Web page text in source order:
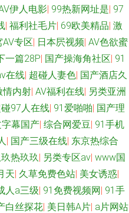
伊人电影| 99热新网址是| 97
| 福利社毛片| 69欧美精品| 激
AV专区| 日本屄视频| AV色欲蜜
一篇28P| 国产操海角社区| 91
在线| 超碰人妻色| 国产酒店久
情内射| AV福利在线| 另类亚洲
97人在线| 91爱啪啪| 国产理
幕国产| 综合网爱豆| 91手机
| 国产三级在线| 东京热综合
热玖玖| 另类专区av| www国
天| 久草免费色站| 美女诱惑|
人a三级| 91免费视频网| 91手
白丝探花| 美日韩A片| a片网站